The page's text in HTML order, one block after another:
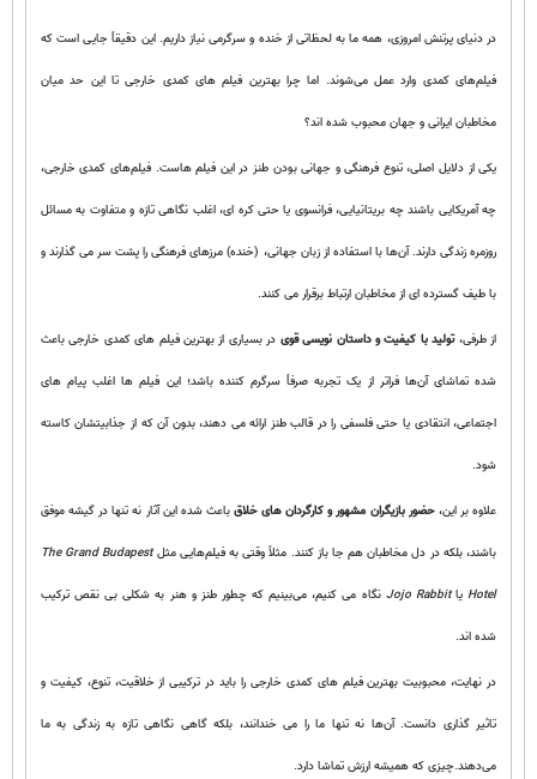
در دنیای پرتنش امروزی، همه ما به لحظاتی از خنده و سرگرمی نیاز داریم. این دقیقاً جایی است که
فیلم‌های کمدی وارد عمل می‌شوند. اما چرا بهترین فیلم های کمدی خارجی تا این حد میان
مخاطبان ایرانی و جهان محبوب شده‌ اند؟
یکی از دلایل اصلی، تنوع فرهنگی و جهانی بودن طنز در این فیلم‌ هاست. فیلم‌های کمدی خارجی،
چه آمریکایی باشند چه بریتانیایی، فرانسوی یا حتی کره‌ ای، اغلب نگاهی تازه و متفاوت به مسائل
روزمره زندگی دارند. آن‌ها با استفاده از زبان جهانی، (خنده) مرزهای فرهنگی را پشت سر می‌ گذارند و
با طیف گسترده‌ ای از مخاطبان ارتباط برقرار می‌ کنند.
از طرفی،تولید با کیفیت و داستان‌ نویسی قوی در بسیاری از بهترین فیلم های کمدی خارجی باعث
شده تماشای آن‌ها فراتر از یک تجربه صرفاً سرگرم‌ کننده باشد؛ این فیلم‌ ها اغلب پیام‌ های
اجتماعی، انتقادی یا حتی فلسفی را در قالب طنز ارائه می‌ دهند، بدون آن‌ که از جذابیتشان کاسته
شود.
علاوه بر این،حضور بازیگران مشهور و کارگردان های خلاقباعث شده این آثار نه‌ تنها در گیشه موفق
باشند، بلکه در دل مخاطبان هم جا باز کنند. مثلاً وقتی به فیلم‌هایی مثلThe Grand Budapest
HotelیاJojo Rabbit نگاه می‌ کنیم، می‌بینیم که چطور طنز و هنر به‌ شکلی بی‌ نقص ترکیب
شده‌ اند.
در نهایت، محبوبیت بهترین فیلم های کمدی خارجی را باید در ترکیبی از خلاقیت، تنوع، کیفیت و
تاثیر گذاری دانست. آن‌ها نه‌ تنها ما را می‌ خندانند، بلکه گاهی نگاهی تازه به زندگی به ما
می‌دهند.چیزی که همیشه ارزش تماشا دارد.